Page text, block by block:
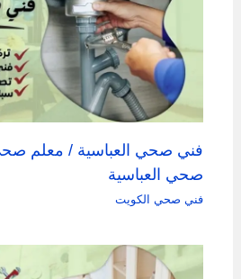
فني صحي العباسية / معلم
صحي العباسية
فني صحي الكويت